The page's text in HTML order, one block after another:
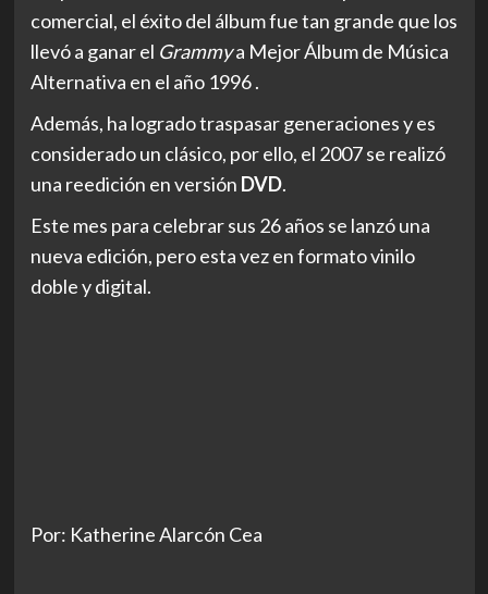
comercial, el éxito del álbum fue tan grande que los
llevó a ganar el Grammya Mejor Álbum de Música
Alternativa en el año 1996 .
Además, ha logrado traspasar generaciones y es
considerado un clásico, por ello, el 2007 se realizó
una reedición en versión DVD.
Este mes para celebrar sus 26 años se lanzó una
nueva edición, pero esta vez en formato vinilo
doble y digital.
Por: Katherine Alarcón Cea